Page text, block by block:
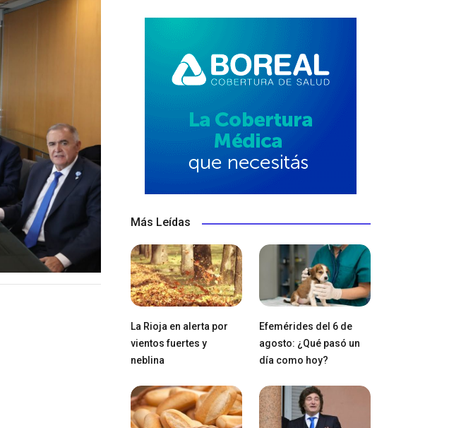
Más Leídas
La Rioja en alerta por
vientos fuertes y
neblina
Efemérides del 6 de
agosto: ¿Qué pasó un
día como hoy?